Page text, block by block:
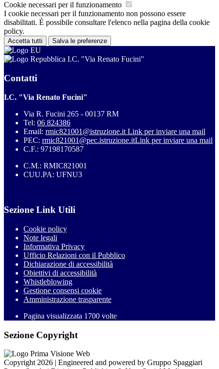
Cookie necessari per il funzionamento
I cookie necessari per il funzionamento non possono essere
disabilitati. È possibile consultare l'elenco nella pagina della cookie
policy.
Accetta tutti Salva le preferenze
I.C. "Via Renato Fucini"
Contatti
I.C. "Via Renato Fucini"
Via R. Fucini 265 - 00137 RM
Tel: 06 824386
Email: rmic821001@istruzione.it Link per inviare una mail
PEC: rmic821001@pec.istruzione.itLink per inviare una mail
C.F.: 97198170587
C.M.: RMIC821001
CUU.PA: UFNU3
Sezione Link Utili
Cookie policy
Note legali
Informativa Privacy
Ufficio Relazioni con il Pubblico
Dichiarazione di accessibilità
Obiettivi di accessibilità
Whistleblowing
Gestione consensi cookie
Amministrazione trasparente
Pagina visualizzata 1700 volte
Sezione Copyright
Copyright 2026 | Engineered and powered by Gruppo Spaggiari